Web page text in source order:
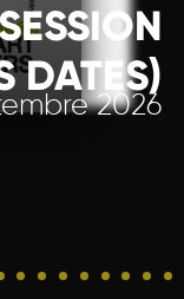
DATES)
2026